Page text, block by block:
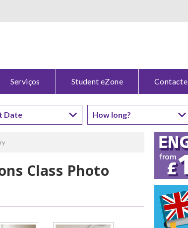
Serviços Student eZone Contacte
Class Photo